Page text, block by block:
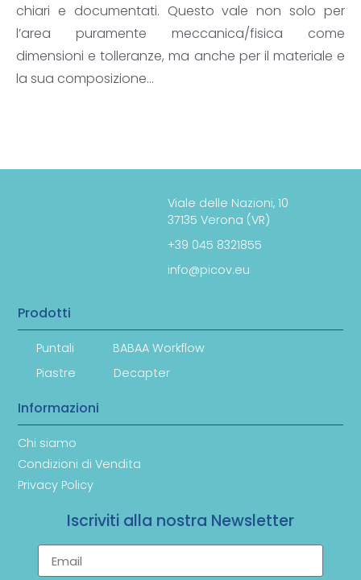
chiari e documentati. Questo vale non solo per
l’area puramente meccanica/fisica come
dimensioni e tolleranze, ma anche per il materiale e
la sua composizione…
Viale delle Nazioni, 10
37135 Verona (VR)
+39 045 8321855
info@picov.eu
Prodotti
Puntali
BABAA Workflow
Piastre
Decapter
Informazioni
Chi siamo
Condizioni di Vendita
Privacy Policy
Iscriviti alla nostra Newsletter